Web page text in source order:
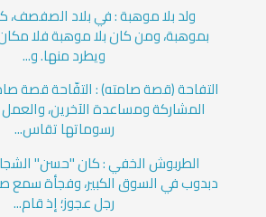
ولد بلا موهبة : في بلاد
بموهبة، ومن كان بلا موهبة فلا
ويطرد منها. و...
التفاحة (قصة صامته) : التفّاحة قصة
المشاركة ومساعدة الآخرين،
رسوماتها تقاس...
الطربوش الخفي : كان "حسن"
دبدوب في السوق الكبير، وفجأة سمع
رجل عجوز؛ إذ قام...